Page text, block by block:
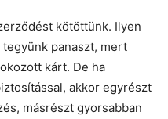
kötöttünk. Ilyen
panaszt, mert
kárt. De ha
akkor egyrészt
másrészt gyorsabban